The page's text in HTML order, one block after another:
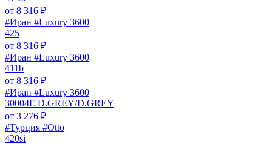
от 8 316 ₽
#Иран #Luxury 3600
425
от 8 316 ₽
#Иран #Luxury 3600
411b
от 8 316 ₽
#Иран #Luxury 3600
30004E D.GREY/D.GREY
от 3 276 ₽
#Турция #Otto
420si